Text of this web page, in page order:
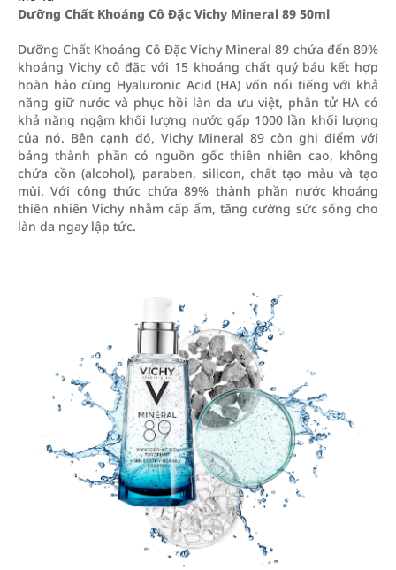
Dưỡng Chất Khoáng Cô Đặc Vichy Mineral 89 50ml
Dưỡng Chất Khoáng Cô Đặc Vichy Mineral 89 chứa đến 89%
khoáng Vichy cô đặc với 15 khoáng chất quý báu kết hợp
hoàn hảo cùng Hyaluronic Acid (HA) vốn nổi tiếng với khả
năng giữ nước và phục hồi làn da ưu việt, phân tử HA có
khả năng ngậm khối lượng nước gấp 1000 lần khối lượng
của nó. Bên cạnh đó, Vichy Mineral 89 còn ghi điểm với
bảng thành phần có nguồn gốc thiên nhiên cao, không
chứa cồn (alcohol), paraben, silicon, chất tạo màu và tạo
mùi. Với công thức chứa 89% thành phần nước khoáng
thiên nhiên Vichy nhằm cấp ẩm, tăng cường sức sống cho
làn da ngay lập tức.